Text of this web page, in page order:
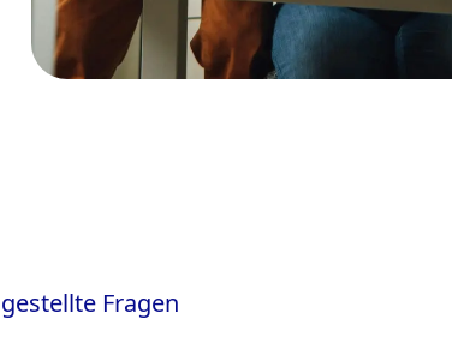
Fragen